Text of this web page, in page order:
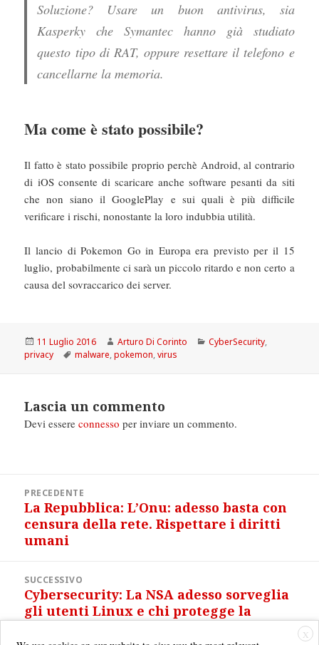
Soluzione? Usare un buon antivirus, sia
Kasperky che Symantec hanno già studiato
questo tipo di RAT, oppure resettare il telefono e
cancellarne la memoria.
Ma come è stato possibile?
Il fatto è stato possibile proprio perchè Android, al contrario
di iOS consente di scaricare anche software pesanti da siti
che non siano il GooglePlay e sui quali è più difficile
verificare i rischi, nonostante la loro indubbia utilità.
Il lancio di Pokemon Go in Europa era previsto per il 15
luglio, probabilmente ci sarà un piccolo ritardo e non certo a
causa del sovraccarico dei server.
Scritto
il
11 Luglio 2016 Autore
Arturo Di Corinto Categorie
CyberSecurity,
privacy
Tag
malware,pokemon,virus
Lascia un commento
Devi essereconnesso per inviare un commento.
articoliPRECEDENTE
Articolo
precedente:
La Repubblica: L’Onu: adesso basta con
censura della rete. Rispettare i diritti
umani
SUCCESSIVO
Articolo
successivo:
Cybersecurity: La NSA adesso sorveglia
gli utenti Linux e chi protegge la
X